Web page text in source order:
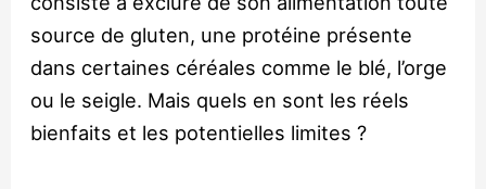
source de gluten, une protéine présente
dans certaines céréales comme le blé, l’orge
ou le seigle. Mais quels en sont les réels
bienfaits et les potentielles limites ?